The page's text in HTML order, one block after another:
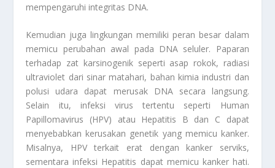
mempengaruhi integritas DNA.
Kemudian juga lingkungan memiliki peran besar dalam
memicu perubahan awal pada DNA seluler. Paparan
terhadap zat karsinogenik seperti asap rokok, radiasi
ultraviolet dari sinar matahari, bahan kimia industri dan
polusi udara dapat merusak DNA secara langsung.
Selain itu, infeksi virus tertentu seperti Human
Papillomavirus (HPV) atau Hepatitis B dan C dapat
menyebabkan kerusakan genetik yang memicu kanker.
Misalnya, HPV terkait erat dengan kanker serviks,
sementara infeksi Hepatitis dapat memicu kanker hati.